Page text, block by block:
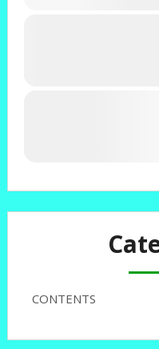
CONTENTS